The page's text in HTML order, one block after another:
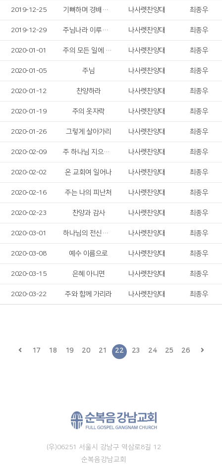
2019-12-25 기뻐하며 경배하세 나사렛찬양대 최종우
2019-12-29 주님나라 이루게 하소서 나사렛찬양대 최종우
2020-01-01 주의 모든 일에 감사드리며 나사렛찬양대 최종우
2020-01-05 주님 나사렛찬양대 최종우
2020-01-12 찬양하라 나사렛찬양대 최종우
2020-01-19 주의 옷자락 나사렛찬양대 최종우
2020-01-26 그렇게 살아가리 나사렛찬양대 최종우
2020-02-09 주 하나님 지으신 모든 세계 나사렛찬양대 최종우
2020-02-02 온 교회여 일어나 나사렛찬양대 최종우
2020-02-16 주는 나의 피난처 나사렛찬양대 최종우
2020-02-23 찬양과 감사 나사렛찬양대 최종우
2020-03-01 하나님의 전신갑주 나사렛찬양대 최종우
2020-03-08 예수 이름으로 나사렛찬양대 최종우
2020-03-15 은혜 아니면 나사렛찬양대 최종우
2020-03-22 주와 함께 가리라 나사렛찬양대 최종우
17 18 19 20 21 22 23 24 25 26
(우)06251 서울시 강남구 역삼로8길 12
순복음강남교회